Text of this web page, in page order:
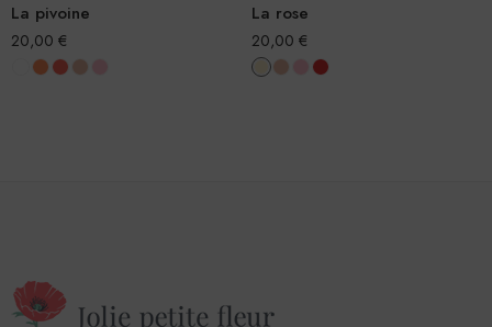
La pivoine
20,00 €
La rose
20,00 €